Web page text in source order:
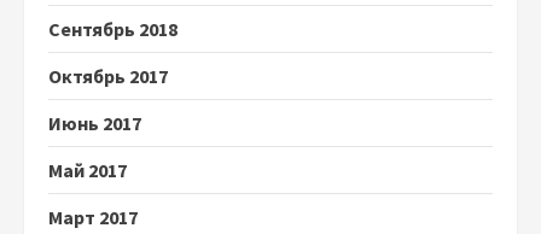
Сентябрь 2018
Октябрь 2017
Июнь 2017
Май 2017
Март 2017